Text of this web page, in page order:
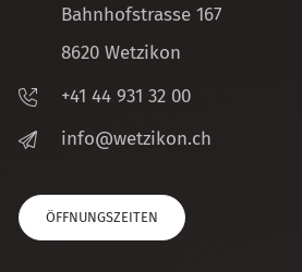
Bahnhofstrasse 167
8620 Wetzikon
+41 44 931 32 00
nf
w tz k n ch
ÖFFNUNGSZEITEN